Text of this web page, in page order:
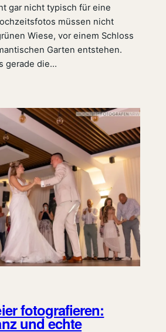
gar nicht typisch für eine
müssen nicht
Wiese, vor einem Schloss
Garten entstehen.
gerade die…
fotografieren:
und echte